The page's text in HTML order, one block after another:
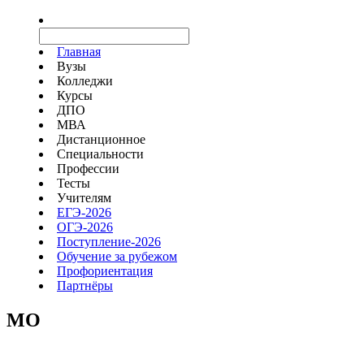
Главная
Вузы
Колледжи
Курсы
ДПО
МВА
Дистанционное
Специальности
Профессии
Тесты
Учителям
ЕГЭ-2026
ОГЭ-2026
Поступление-2026
Обучение за рубежом
Профориентация
Партнёры
MO